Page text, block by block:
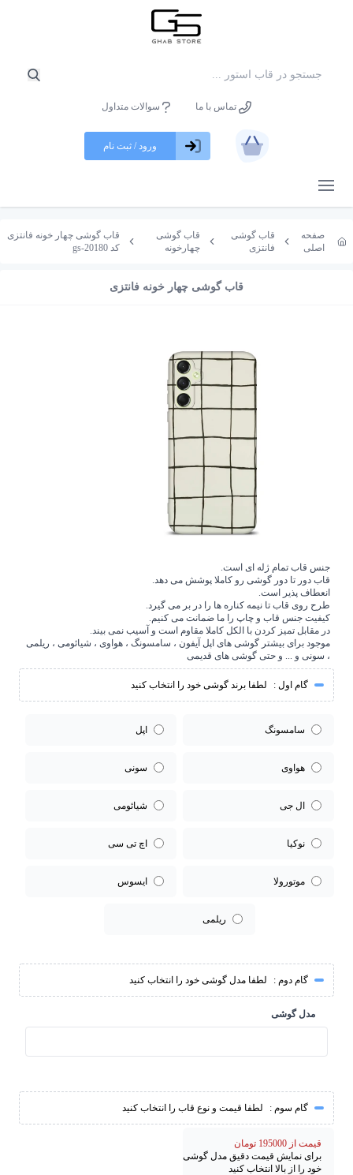
تماس با ما سوالات متداول
باز کردن منو
ورود / ثبت نام
صفحه
اصلی
قاب گوشی
فانتزی
قاب گوشی
چهارخونه
قاب گوشی چهار خونه فانتزی
کد gs-20180
قاب گوشی چهار خونه فانتزی
جنس قاب تمام ژله ای است.
قاب دور تا دور گوشی رو کاملا پوشش می دهد.
انعطاف پذیر است.
طرح روی قاب تا نیمه کناره ها را در بر می گیرد.
کیفیت جنس قاب و چاپ را ما ضمانت می کنیم.
در مقابل تمیز کردن با الکل کاملا مقاوم است و آسیب نمی بیند.
موجود برای بیشتر گوشی های اپل آیفون ، سامسونگ ، هواوی ، شیائومی ، ریلمی
، سونی و ... و حتی گوشی های قدیمی
گام اول : لطفا برند گوشی خود را انتخاب کنید
سامسونگ اپل
هواوی سونی
ال جی شیائومی
نوکیا اچ تی سی
موتورولا ایسوس
ریلمی
گام دوم : لطفا مدل گوشی خود را انتخاب کنید
مدل گوشی
گام سوم : لطفا قیمت و نوع قاب را انتخاب کنید
قیمت از 195000 تومان
برای نمایش قیمت دقیق مدل گوشی
خود را از بالا انتخاب کنید